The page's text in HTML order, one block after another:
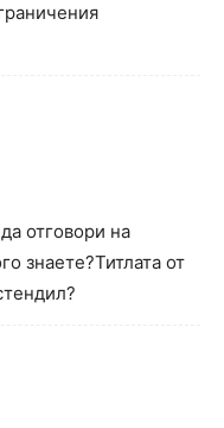
отговори на
знаете?Титлата от